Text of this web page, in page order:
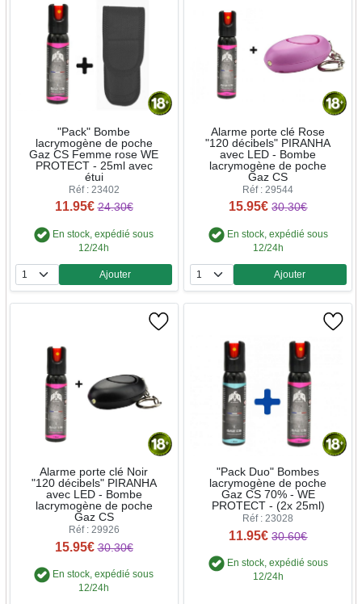
"Pack" Bombe
lacrymogène de poche
Gaz CS Femme rose WE
PROTECT - 25ml avec
étui
Réf : 23402
11.95€ 24.30€
En stock, expédié sous
12/24h
Quantité
Ajouter
Alarme porte clé Rose
"120 décibels" PIRANHA
avec LED - Bombe
lacrymogène de poche
Gaz CS
Réf : 29544
15.95€ 30.30€
En stock, expédié sous
12/24h
Quantité
Ajouter
Alarme porte clé Noir
"120 décibels" PIRANHA
avec LED - Bombe
lacrymogène de poche
Gaz CS
Réf : 29926
15.95€ 30.30€
En stock, expédié sous
12/24h
"Pack Duo" Bombes
lacrymogène de poche
Gaz CS 70% - WE
PROTECT - (2x 25ml)
Réf : 23028
11.95€ 30.60€
En stock, expédié sous
12/24h